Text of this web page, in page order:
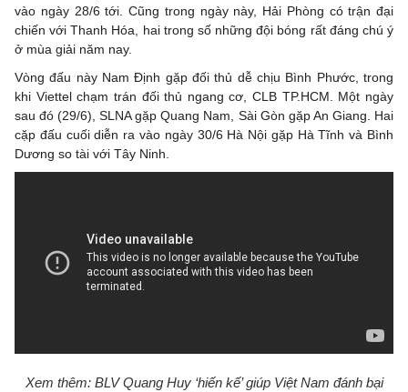
vào ngày 28/6 tới. Cũng trong ngày này, Hải Phòng có trận đại
chiến với Thanh Hóa, hai trong số những đội bóng rất đáng chú ý
ở mùa giải năm nay.
Vòng đấu này Nam Định gặp đối thủ dễ chịu Bình Phước, trong
khi Viettel chạm trán đối thủ ngang cơ, CLB TP.HCM. Một ngày
sau đó (29/6), SLNA gặp Quang Nam, Sài Gòn gặp An Giang. Hai
cặp đấu cuối diễn ra vào ngày 30/6 Hà Nội gặp Hà Tĩnh và Bình
Dương so tài với Tây Ninh.
Xem thêm: BLV Quang Huy ‘hiến kế’ giúp Việt Nam đánh bại